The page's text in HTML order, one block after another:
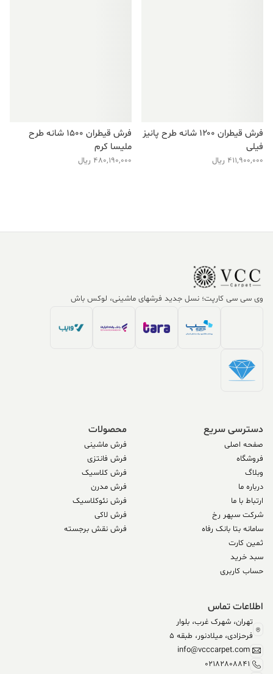
فرش قیطران ۱۲۰۰ شانه طرح پانیز
فیلی
411,900,000 ریال
فرش قیطران ۱۵۰۰ شانه طرح
ملیسا کرم
480,190,000 ریال
وی سی سی کارپت؛ نسل جدید فرشهای ماشینی، لوکس باش
دسترسی سریع
صفحه اصلی
فروشگاه
وبلاگ
درباره ما
ارتباط با ما
شرکت سپهر رخ
سامانه بتا بانک رفاه
ثمین کارت
سبد خرید
حساب کاربری
محصولات
فرش ماشینی
فرش فانتزی
فرش کلاسیک
فرش مدرن
فرش نئوکلاسیک
فرش لاکی
فرش نقش برجسته
اطلاعات تماس
تهران، شهرک غرب، بلوار
فرحزادی، میلادنور، طبقه 5
info@vcccarpet.com
02182808841